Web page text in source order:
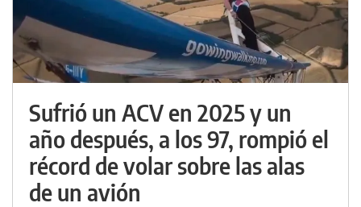
Sufrió un ACV en 2025 y un
año después, a los 97, rompió el
récord de volar sobre las alas
de un avión